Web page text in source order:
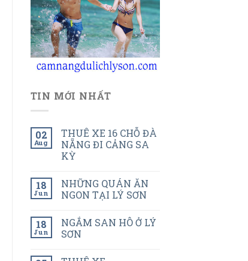
TIN MỚI NHẤT
02
Aug
THUÊ XE 16 CHỖ ĐÀ
NẴNG ĐI CẢNG SA
KỲ
18
Jun
NHỮNG QUÁN ĂN
NGON TẠI LÝ SƠN
18
Jun
NGẮM SAN HÔ Ở LÝ
SƠN